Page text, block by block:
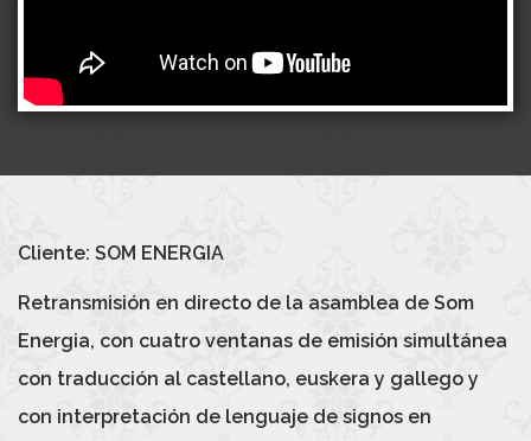
Cliente: SOM ENERGIA
Retransmisión en directo de la asamblea de Som
Energia, con cuatro ventanas de emisión simultánea
con traducción al castellano, euskera y gallego y
con interpretación de lenguaje de signos en